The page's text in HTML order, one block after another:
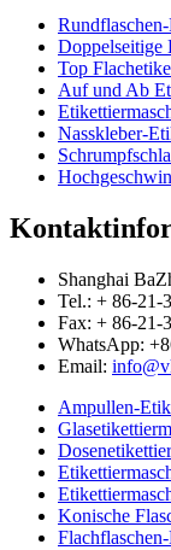
Doppelseitige
Top
Auf und Ab
Nasskleber-
Shanghai
Tel.: + 86-21-
Fax: + 86-21-
WhatsApp:
Email:
Ampullen-
Konische